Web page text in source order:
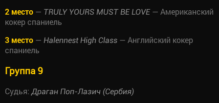
2 место — TRULY YOURS MUST BE LOVE — Американский
кокер спаниель
3 место — Halennest High Class — Английский кокер
спаниель
Группа 9
Судья: Драган Поп-Лазич (Сербия)